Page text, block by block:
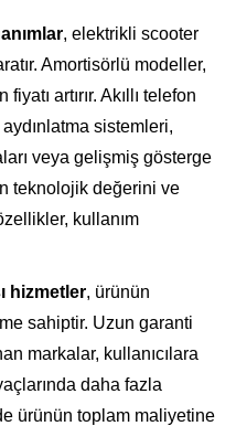
, elektrikli scooter
Amortisörlü modeller,
artırır. Akıllı telefon
sistemleri,
veya gelişmiş gösterge
teknolojik değerini ve
kullanım
hizmetler, ürünün
sahiptir. Uzun garanti
markalar, kullanıcılara
daha fazla
ürünün toplam maliyetine